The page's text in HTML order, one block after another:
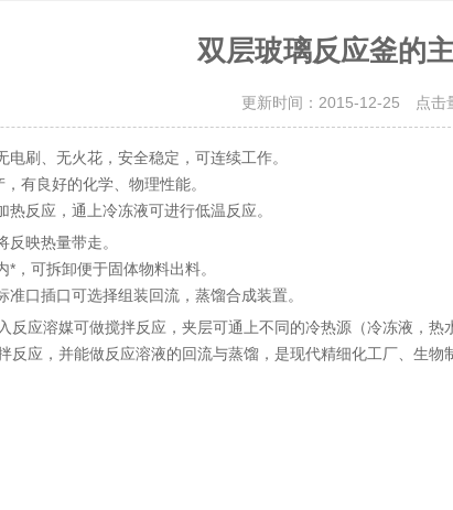
双层玻璃反应釜的
更新时间：2015-12-25 点击
刷、无火花，安全稳定，可连续工作。
有良好的化学、物理性能。
反应，通上冷冻液可进行低温反应。
映热量带走。
，可拆卸便于固体物料出料。
口插口可选择组装回流，蒸馏合成装置。
反应溶媒可做搅拌反应，夹层可通上不同的冷热源（冷冻液，
反应，并能做反应溶液的回流与蒸馏，是现代精细化工厂、生物